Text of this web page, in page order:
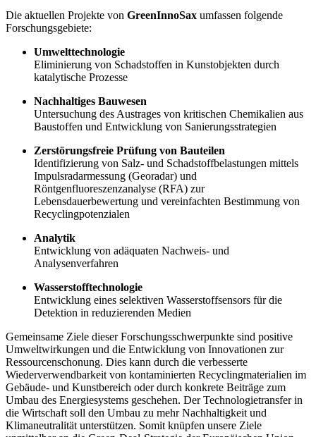
Die aktuellen Projekte von GreenInnoSax umfassen folgende
Forschungsgebiete:
Umwelttechnologie
Eliminierung von Schadstoffen in Kunstobjekten durch
katalytische Prozesse
Nachhaltiges Bauwesen
Untersuchung des Austrages von kritischen Chemikalien aus
Baustoffen und Entwicklung von Sanierungsstrategien
Zerstörungsfreie Prüfung von Bauteilen
Identifizierung von Salz- und Schadstoffbelastungen mittels
Impulsradarmessung (Georadar) und
Röntgenfluoreszenzanalyse (RFA) zur
Lebensdauerbewertung und vereinfachten Bestimmung von
Recyclingpotenzialen
Analytik
Entwicklung von adäquaten Nachweis- und
Analysenverfahren
Wasserstofftechnologie
Entwicklung eines selektiven Wasserstoffsensors für die
Detektion in reduzierenden Medien
Gemeinsame Ziele dieser Forschungsschwerpunkte sind positive
Umweltwirkungen und die Entwicklung von Innovationen zur
Ressourcenschonung. Dies kann durch die verbesserte
Wiederverwendbarkeit von kontaminierten Recyclingmaterialien im
Gebäude- und Kunstbereich oder durch konkrete Beiträge zum
Umbau des Energiesystems geschehen. Der Technologietransfer in
die Wirtschaft soll den Umbau zu mehr Nachhaltigkeit und
Klimaneutralität unterstützen. Somit knüpfen unsere Ziele